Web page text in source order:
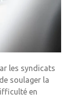
les syndicats
soulager la
en